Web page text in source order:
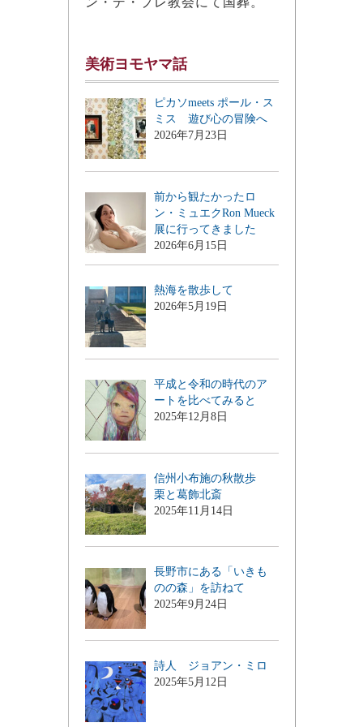
美術ヨモヤマ話
ピカソmeets ポール・ス
ミス 遊び心の冒険へ
2026年7月23日
前から観たかったロ
ン・ミュエクRon Mueck
展に行ってきました
2026年6月15日
熱海を散歩して
2026年5月19日
平成と令和の時代のア
ートを比べてみると
2025年12月8日
信州小布施の秋散歩
栗と葛飾北斎
2025年11月14日
長野市にある「いきも
のの森」を訪ねて
2025年9月24日
詩人 ジョアン・ミロ
2025年5月12日